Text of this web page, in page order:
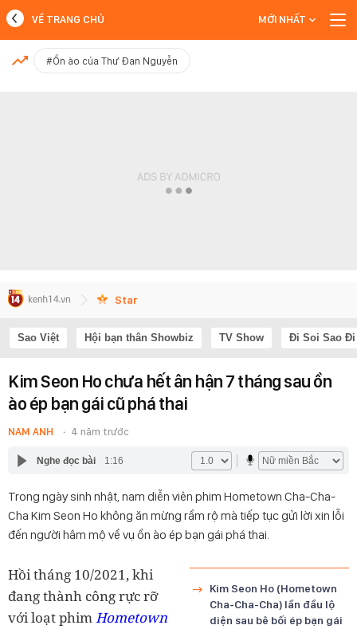
MỚI NHẤT
VỀ TRANG CHỦ MỚI NHẤT
#Ồn ào của Thư Đan Nguyễn
Star
Sao Việt Hội bạn thân Showbiz TV Show Đi Soi Sao Đi
Kim Seon Ho chưa hết ân hận 7 tháng sau ồn
ào ép bạn gái cũ phá thai
NAM ANH 4 năm trước
Nghe đọc bài 1:16
Trong ngày sinh nhật, nam diễn viên phim Hometown Cha-Cha-
Cha Kim Seon Ho không ăn mừng rầm rộ mà tiếp tục gửi lời xin lỗi
đến người hâm mộ về vụ ồn ào ép bạn gái phá thai.
Kim Seon Ho (Hometown
Cha-Cha-Cha) lần đầu lộ
diện sau bê bối ép bạn gái
Hồi tháng 10/2021, khi
đang thành công rực rỡ
với loạt phimHometown